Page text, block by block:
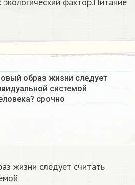
образ жизни следует
системой
срочно
жизни следует считать